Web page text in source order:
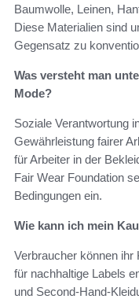
Baumwolle, Leinen,
Diese Materialien sind
Gegensatz zu
Was versteht man
Mode?
Soziale Verantwortung
Gewährleistung fairer
für Arbeiter in der
Fair Wear Foundation
Bedingungen ein.
Wie kann ich mein
Verbraucher können ihr
für nachhaltige Labels
und Second-Hand-